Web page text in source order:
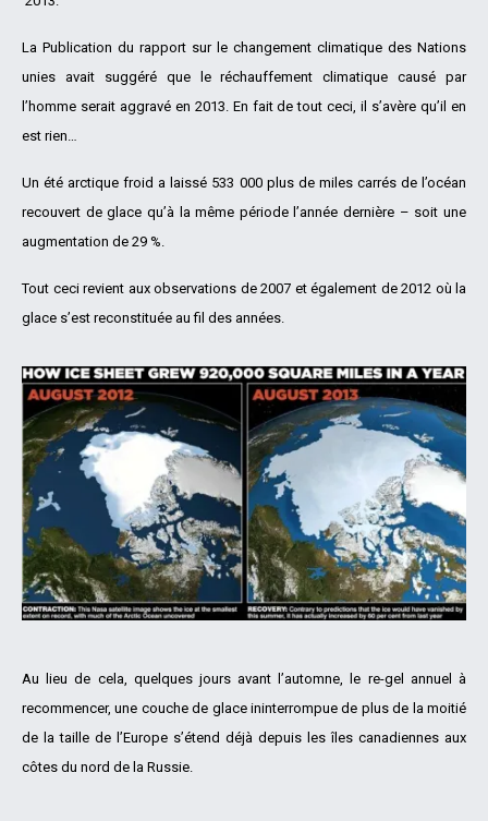
La Publication du rapport sur le changement climatique des Nations
unies avait suggéré que le réchauffement climatique causé par
l’homme serait aggravé en 2013. En fait de tout ceci, il s’avère qu’il en
est rien…
Un été arctique froid a laissé 533 000 plus de miles carrés de l’océan
recouvert de glace qu’à la même période l’année dernière – soit une
augmentation de 29 %.
Tout ceci revient aux observations de 2007 et également de 2012 où la
glace s’est reconstituée au fil des années.
Au lieu de cela, quelques jours avant l’automne, le re-gel annuel à
recommencer, une couche de glace ininterrompue de plus de la moitié
de la taille de l’Europe s’étend déjà depuis les îles canadiennes aux
côtes du nord de la Russie.